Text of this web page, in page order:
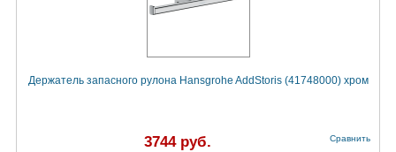
Держатель запасного рулона Hansgrohe AddStoris (41748000) хром
3744 руб. Сравнить